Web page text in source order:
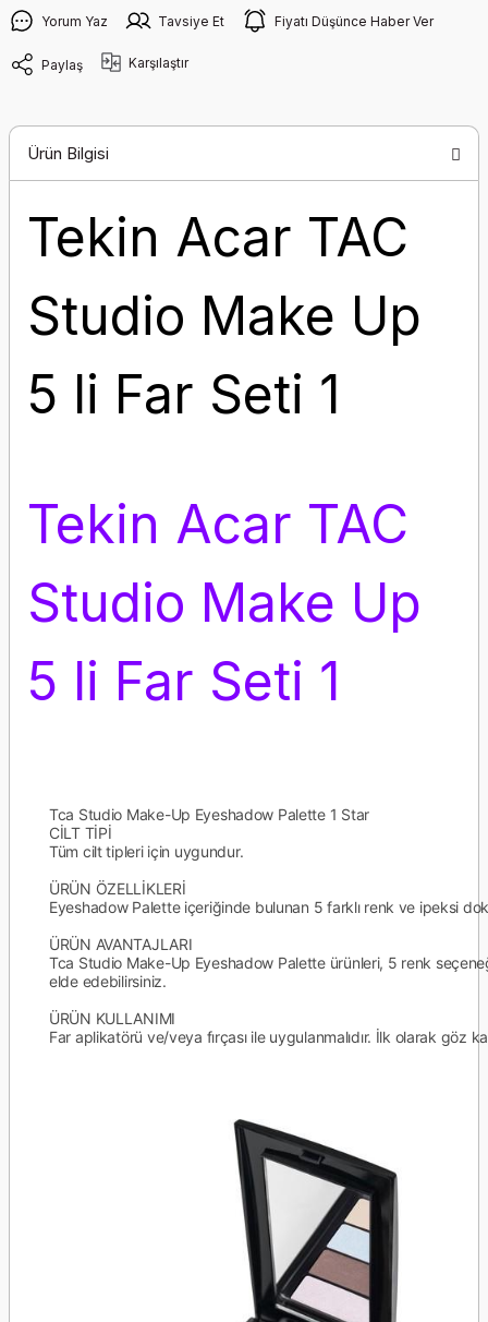
Yorum Yaz Tavsiye Et Fiyatı Düşünce Haber Ver
Paylaş Karşılaştır
Ürün Bilgisi
Tekin Acar TAC
Studio Make Up
5 li Far Seti 1
Tekin Acar TAC
Studio Make Up
5 li Far Seti 1
Tca Studio Make-Up Eyeshadow Palette 1 Star
CİLT TİPİ
Tüm cilt tipleri için uygundur.
ÜRÜN ÖZELLİKLERİ
Eyeshadow Palette içeriğinde bulunan 5 farklı renk ve ipeksi
ÜRÜN AVANTAJLARI
Tca Studio Make-Up Eyeshadow Palette ürünleri, 5 renk
elde edebilirsiniz.
ÜRÜN KULLANIMI
Far aplikatörü ve/veya fırçası ile uygulanmalıdır. İlk olarak